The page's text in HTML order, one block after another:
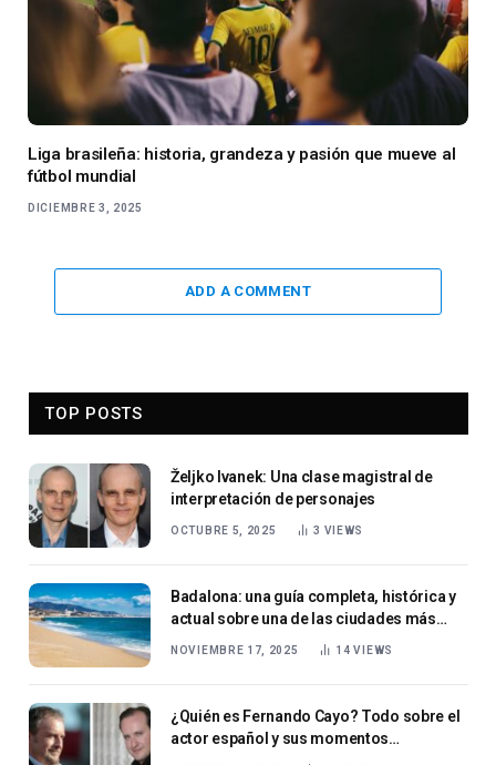
Liga brasileña: historia, grandeza y pasión que mueve al
fútbol mundial
DICIEMBRE 3, 2025
ADD A COMMENT
TOP POSTS
Željko Ivanek: Una clase magistral de
interpretación de personajes
OCTUBRE 5, 2025 3 VIEWS
Badalona: una guía completa, histórica y
actual sobre una de las ciudades más
importantes de Cataluña
NOVIEMBRE 17, 2025 14VIEWS
¿Quién es Fernando Cayo? Todo sobre el
actor español y sus momentos
destacados